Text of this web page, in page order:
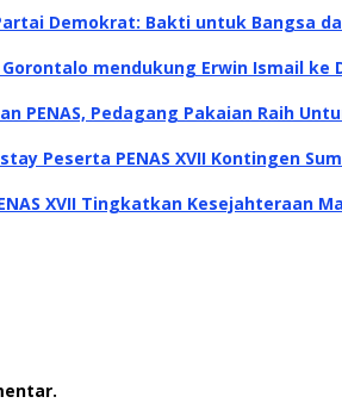
Demokrat: Bakti untuk Bangsa
mendukung Erwin Ismail ke
PENAS, Pedagang Pakaian Raih
Peserta PENAS XVII Kontingen
XVII Tingkatkan Kesejahteraan